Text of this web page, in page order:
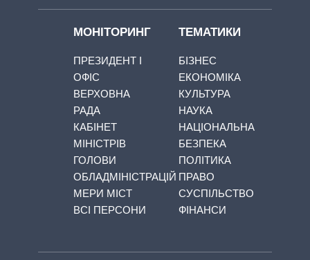
МОНІТОРИНГ
ПРЕЗИДЕНТ І
ОФІС
ВЕРХОВНА
РАДА
КАБІНЕТ
МІНІСТРІВ
ГОЛОВИ
ОБЛАДМІНІСТРАЦІЙ
МЕРИ МІСТ
ВСІ ПЕРСОНИ
ТЕМАТИКИ
БІЗНЕС
ЕКОНОМІКА
КУЛЬТУРА
НАУКА
НАЦІОНАЛЬНА
БЕЗПЕКА
ПОЛІТИКА
ПРАВО
СУСПІЛЬСТВО
ФІНАНСИ